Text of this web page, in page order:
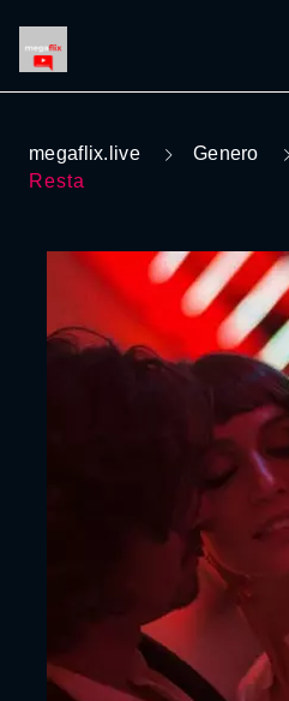
megaflix.live Genero
Resta